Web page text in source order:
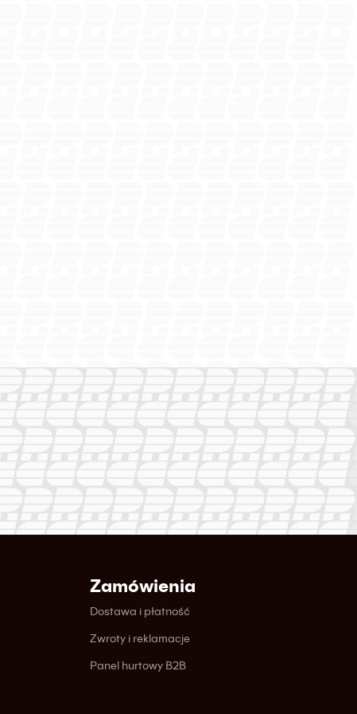
Zamówienia
Dostawa i płatność
Zwroty i reklamacje
Panel hurtowy B2B